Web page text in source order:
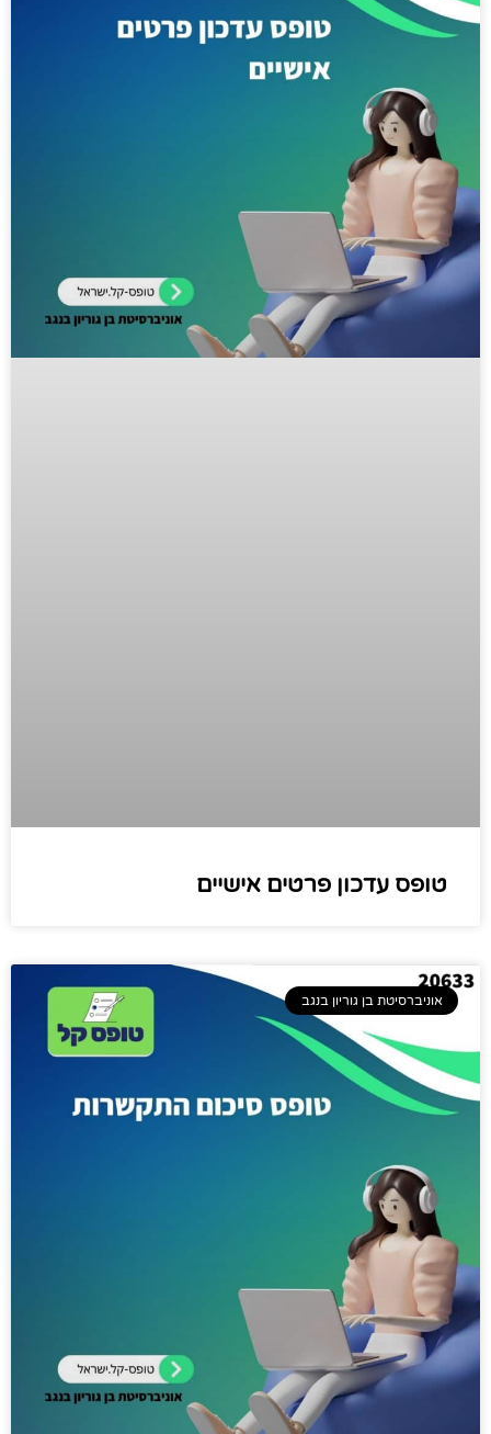
טופס עדכון פרטים אישיים​
אוניברסיטת בן גוריון בנגב